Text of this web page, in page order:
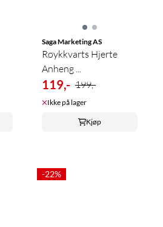
Saga Marketing AS
Røykkvarts Hjerte
Anheng ...
119,- 199,-
Ikke på lager
Kjøp
-22%